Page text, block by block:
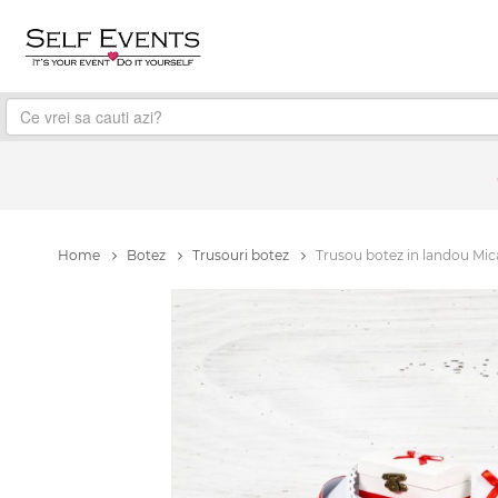
Home Botez Trusouri botez Trusou botez in landou